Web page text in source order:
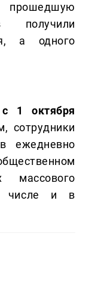
прошедшую
получили
а одного
1 октября
сотрудники
ежедневно
числе и в